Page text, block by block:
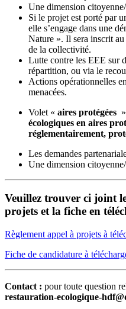
Une dimension
Si le projet est porté par
elle s’engage dans une
Nature ». Il sera inscrit
de la collectivité.
Lutte contre les EEE sur
répartition, ou via le
Actions opérationnelles
menacées.
Volet « aires protégées
écologiques en aires
réglementairement,
Les demandes
Une dimension
Veuillez trouver ci joint
projets et la fiche en
Règlement appel à projets à
Fiche de candidature à
Contact : pour toute question
restauration-ecologique-